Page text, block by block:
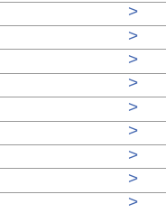
>
>
>
>
>
>
>
>
>